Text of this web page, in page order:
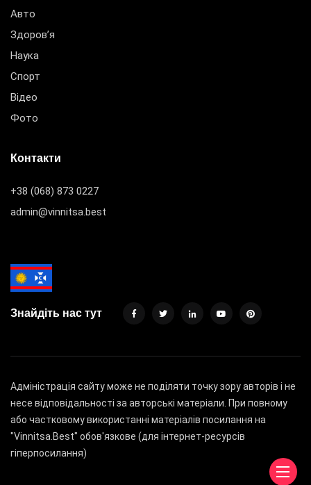
Авто
Здоров’я
Наука
Спорт
Відео
Фото
Контакти
+38 (068) 873 0227
admin@vinnitsa.best
Знайдіть нас тут
Адміністрація сайту може не поділяти точку зору авторів і не
несе відповідальності за авторські матеріали. При повному
або частковому використанні матеріалів посилання на
"Vinnitsa.Best" обов'язкове (для інтернет-ресурсів
гіперпосилання)